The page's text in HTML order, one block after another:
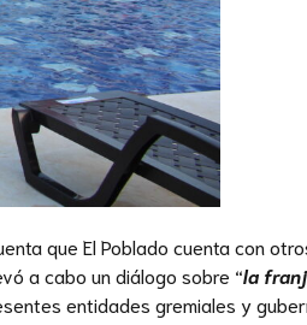
que El Poblado cuenta con
a cabo un diálogo sobre “la
entidades gremiales y